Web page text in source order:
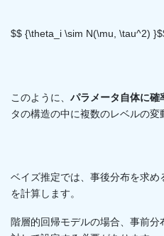
$$ {\theta_i \sim N(\mu, \tau^2)
このように、 パラメータ自体に確
タの構造の中に複数のレベルの変
ベイズ推定では、事後分布を求
を計算します。
階層的回帰モデルの場合、事前